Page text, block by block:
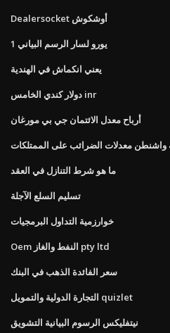
Dealersocket أوشكوش
1 يورو لسار الرسم البياني
يعني انكماش في الهندية
دولار كندي الخامس inr
أرباح معدل الائتمان جي بي مورغان
واشنطن معدلات الضرائب على الممتلكات
ما هو شرط التنازل في العقد
تسليم السلع الآجلة
خوارزمية التداول البرمجيات
Oem النفط والغاز pty ltd
سعر الفائدة الذهب في البنك
التجارة الدولية والتمويل quizlet
نيتفليكس الرسوم البيانية التشويق